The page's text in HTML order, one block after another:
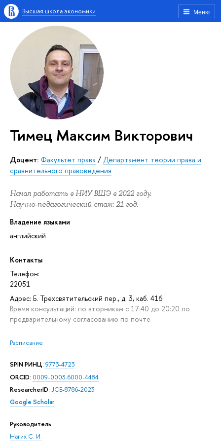
Меню
Высшая школа экономики
Тимец Максим Викторович
Доцент: Факультет права / Департамент теории права и
сравнительного правоведения
Начал работать в НИУ ВШЭ в 2022 году.
Научно-педагогический стаж: 21 год.
Владение языками
английский
Контакты
Телефон:
22051
Адрес: Б. Трехсвятительский пер., д. 3, каб. 416
Время консультаций: по вторникам с 17:40 до 20:20 по
предварительному согласованию по почте
Расписание
SPIN РИНЦ: 9773-4723
ORCID: 0009-0003-6000-4484
ResearcherID: JCE-8786-2023
Google Scholar
Руководитель
Нагих С. И.